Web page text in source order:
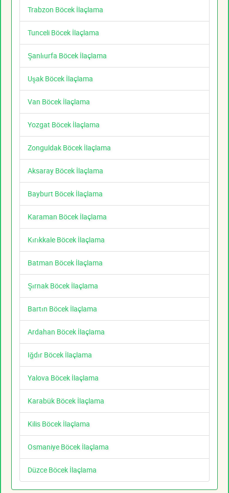
Trabzon Böcek İlaçlama
Tunceli Böcek İlaçlama
Şanlıurfa Böcek İlaçlama
Uşak Böcek İlaçlama
Van Böcek İlaçlama
Yozgat Böcek İlaçlama
Zonguldak Böcek İlaçlama
Aksaray Böcek İlaçlama
Bayburt Böcek İlaçlama
Karaman Böcek İlaçlama
Kırıkkale Böcek İlaçlama
Batman Böcek İlaçlama
Şırnak Böcek İlaçlama
Bartın Böcek İlaçlama
Ardahan Böcek İlaçlama
Iğdır Böcek İlaçlama
Yalova Böcek İlaçlama
Karabük Böcek İlaçlama
Kilis Böcek İlaçlama
Osmaniye Böcek İlaçlama
Düzce Böcek İlaçlama